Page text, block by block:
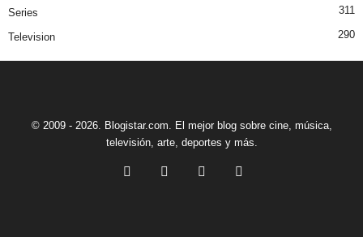
Series 311
Television 290
© 2009 - 2026. Blogistar.com. El mejor blog sobre cine, música,
televisión, arte, deportes y más.